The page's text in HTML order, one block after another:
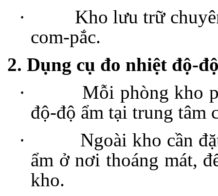
·
Kho lưu trữ
com-pắc.
2. Dụng cụ đo nhiệt độ-
·
Mỗi phòng kho
độ-độ ẩm tại trung tâm
·
Ngoài kho cần
ẩm ở nơi thoáng mát,
kho.